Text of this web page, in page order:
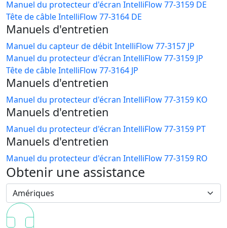
Manuel du protecteur d'écran IntelliFlow 77-3159 DE
Tête de câble IntelliFlow 77-3164 DE
Manuels d'entretien
Manuel du capteur de débit IntelliFlow 77-3157 JP
Manuel du protecteur d'écran IntelliFlow 77-3159 JP
Tête de câble IntelliFlow 77-3164 JP
Manuels d'entretien
Manuel du protecteur d'écran IntelliFlow 77-3159 KO
Manuels d'entretien
Manuel du protecteur d'écran IntelliFlow 77-3159 PT
Manuels d'entretien
Manuel du protecteur d'écran IntelliFlow 77-3159 RO
Obtenir une assistance